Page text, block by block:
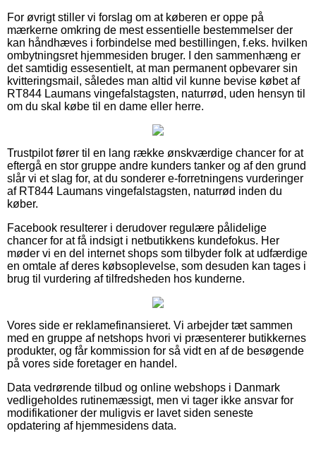
For øvrigt stiller vi forslag om at køberen er oppe på
mærkerne omkring de mest essentielle bestemmelser der
kan håndhæves i forbindelse med bestillingen, f.eks. hvilken
ombytningsret hjemmesiden bruger. I den sammenhæng er
det samtidig essesentielt, at man permanent opbevarer sin
kvitteringsmail, således man altid vil kunne bevise købet af
RT844 Laumans vingefalstagsten, naturrød, uden hensyn til
om du skal købe til en dame eller herre.
Trustpilot fører til en lang række ønskværdige chancer for at
eftergå en stor gruppe andre kunders tanker og af den grund
slår vi et slag for, at du sonderer e-forretningens vurderinger
af RT844 Laumans vingefalstagsten, naturrød inden du
køber.
Facebook resulterer i derudover regulære pålidelige
chancer for at få indsigt i netbutikkens kundefokus. Her
møder vi en del internet shops som tilbyder folk at udfærdige
en omtale af deres købsoplevelse, som desuden kan tages i
brug til vurdering af tilfredsheden hos kunderne.
Vores side er reklamefinansieret. Vi arbejder tæt sammen
med en gruppe af netshops hvori vi præsenterer butikkernes
produkter, og får kommission for så vidt en af de besøgende
på vores side foretager en handel.
Data vedrørende tilbud og online webshops i Danmark
vedligeholdes rutinemæssigt, men vi tager ikke ansvar for
modifikationer der muligvis er lavet siden seneste
opdatering af hjemmesidens data.